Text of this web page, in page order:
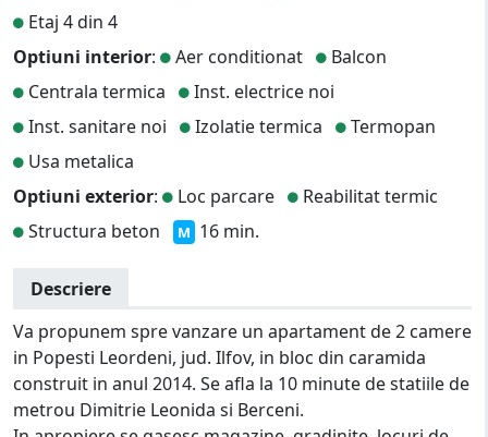
Etaj 4 din 4
Optiuni interior: Aer conditionat
Balcon
Centrala termica
Inst. electrice noi
Inst. sanitare noi
Izolatie termica
Termopan
Usa metalica
Optiuni exterior: Loc parcare
Reabilitat termic
Structura beton
M 16 min.
Descriere
Va propunem spre vanzare un apartament de 2 camere
in Popesti Leordeni, jud. Ilfov, in bloc din caramida
construit in anul 2014. Se afla la 10 minute de statiile de
metrou Dimitrie Leonida si Berceni.